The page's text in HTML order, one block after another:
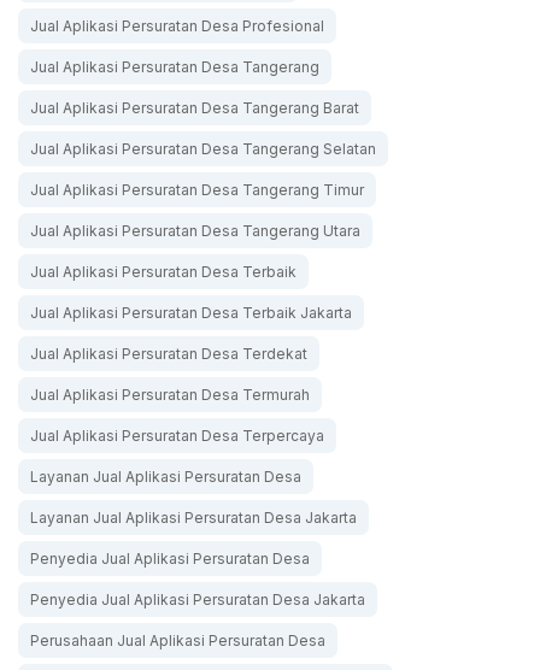
Jual Aplikasi Persuratan Desa Profesional
Jual Aplikasi Persuratan Desa Tangerang
Jual Aplikasi Persuratan Desa Tangerang Barat
Jual Aplikasi Persuratan Desa Tangerang Selatan
Jual Aplikasi Persuratan Desa Tangerang Timur
Jual Aplikasi Persuratan Desa Tangerang Utara
Jual Aplikasi Persuratan Desa Terbaik
Jual Aplikasi Persuratan Desa Terbaik Jakarta
Jual Aplikasi Persuratan Desa Terdekat
Jual Aplikasi Persuratan Desa Termurah
Jual Aplikasi Persuratan Desa Terpercaya
Layanan Jual Aplikasi Persuratan Desa
Layanan Jual Aplikasi Persuratan Desa Jakarta
Penyedia Jual Aplikasi Persuratan Desa
Penyedia Jual Aplikasi Persuratan Desa Jakarta
Perusahaan Jual Aplikasi Persuratan Desa